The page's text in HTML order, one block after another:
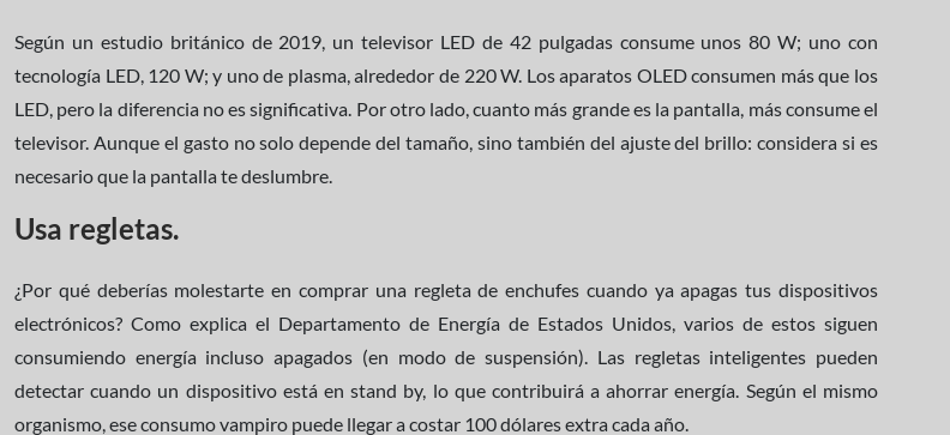
Según un estudio británico de 2019, un televisor LED de 42 pulgadas consume unos 80 W; uno con
tecnología LED, 120 W; y uno de plasma, alrededor de 220 W. Los aparatos OLED consumen más que los
LED, pero la diferencia no es significativa. Por otro lado, cuanto más grande es la pantalla, más consume el
televisor. Aunque el gasto no solo depende del tamaño, sino también del ajuste del brillo: considera si es
necesario que la pantalla te deslumbre.
Usa regletas.
¿Por qué deberías molestarte en comprar una regleta de enchufes cuando ya apagas tus dispositivos
electrónicos? Como explica el Departamento de Energía de Estados Unidos, varios de estos siguen
consumiendo energía incluso apagados (en modo de suspensión). Las regletas inteligentes pueden
detectar cuando un dispositivo está en stand by, lo que contribuirá a ahorrar energía. Según el mismo
organismo, ese consumo vampiro puede llegar a costar 100 dólares extra cada año.